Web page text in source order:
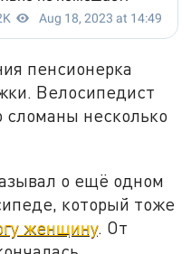
пенсионерка
Велосипедист
несколько
о ещё одном
который тоже
женщину. От